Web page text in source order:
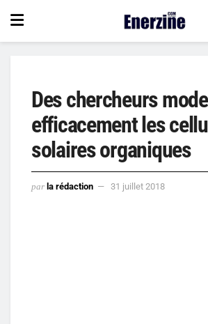
Des chercheurs
efficacement les
solaires organiques
par la rédaction 31 juillet 2018